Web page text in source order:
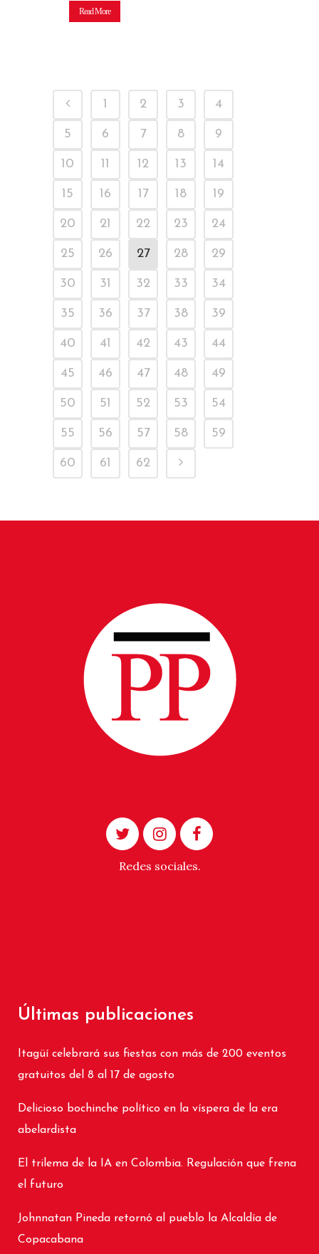
Read More
1 2 3 4
5 6 7 8 9
10 11 12 13 14
15 16 17 18 19
20 21 22 23 24
25 26 27 28 29
30 31 32 33 34
35 36 37 38 39
40 41 42 43 44
45 46 47 48 49
50 51 52 53 54
55 56 57 58 59
60 61 62
Redes sociales.
Últimas publicaciones
Itagüí celebrará sus fiestas con más de 200 eventos
gratuitos del 8 al 17 de agosto
Delicioso bochinche político en la víspera de la era
abelardista
El trilema de la IA en Colombia. Regulación que frena
el futuro
Johnnatan Pineda retornó al pueblo la Alcaldía de
Copacabana